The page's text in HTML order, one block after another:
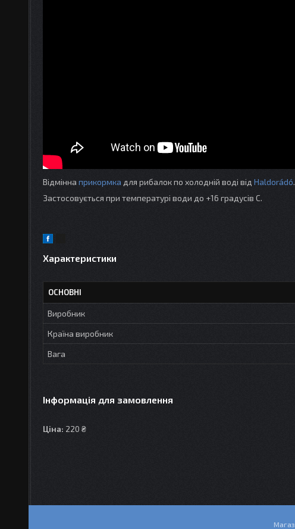
Відмінна прикормка для рибалок по холодній воді від Haldorádó.
Застосовується при температурі води до +16 градусів С.
Характеристики
ОСНОВНІ
Виробник
Країна виробник
Вага
Інформація для замовлення
Ціна: 220 ₴